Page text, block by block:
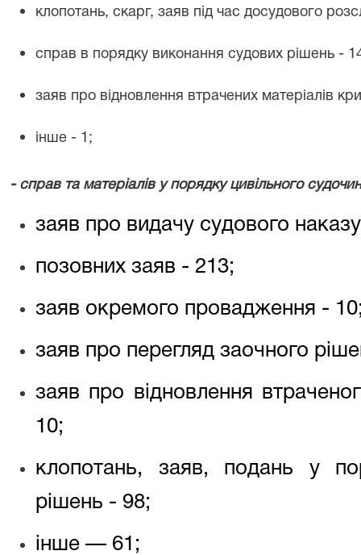
клопотань, скарг, заяв під час досудового
справ в порядку виконання судових рішень -
заяв про відновлення втрачених матеріалів
інше - 1;
- справ та матеріалів у порядку цивільного
заяв про видачу судового
позовних заяв - 213;
заяв окремого провадження - 10
заяв про перегляд заочного
заяв про відновлення
10;
клопотань, заяв, подань у
рішень - 98;
інше — 61;